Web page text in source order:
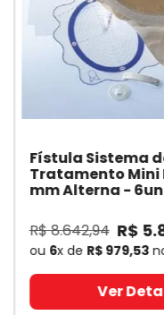
Fístula Sistema
Tratamento Mini
mm Alterna -
R$8.642,94 R$ 5.
ou 6x de R$ 979,53
Ver